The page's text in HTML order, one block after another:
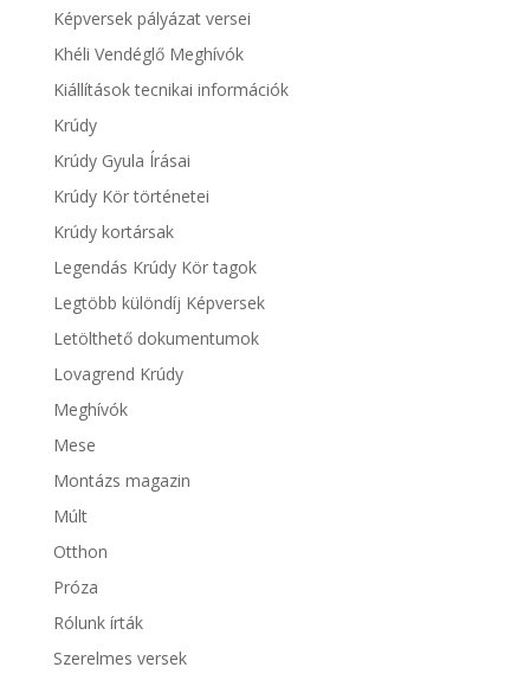
Képversek pályázat versei
Khéli Vendéglő Meghívók
Kiállítások tecnikai információk
Krúdy
Krúdy Gyula Írásai
Krúdy Kör történetei
Krúdy kortársak
Legendás Krúdy Kör tagok
Legtöbb különdíj Képversek
Letölthető dokumentumok
Lovagrend Krúdy
Meghívók
Mese
Montázs magazin
Múlt
Otthon
Próza
Rólunk írták
Szerelmes versek